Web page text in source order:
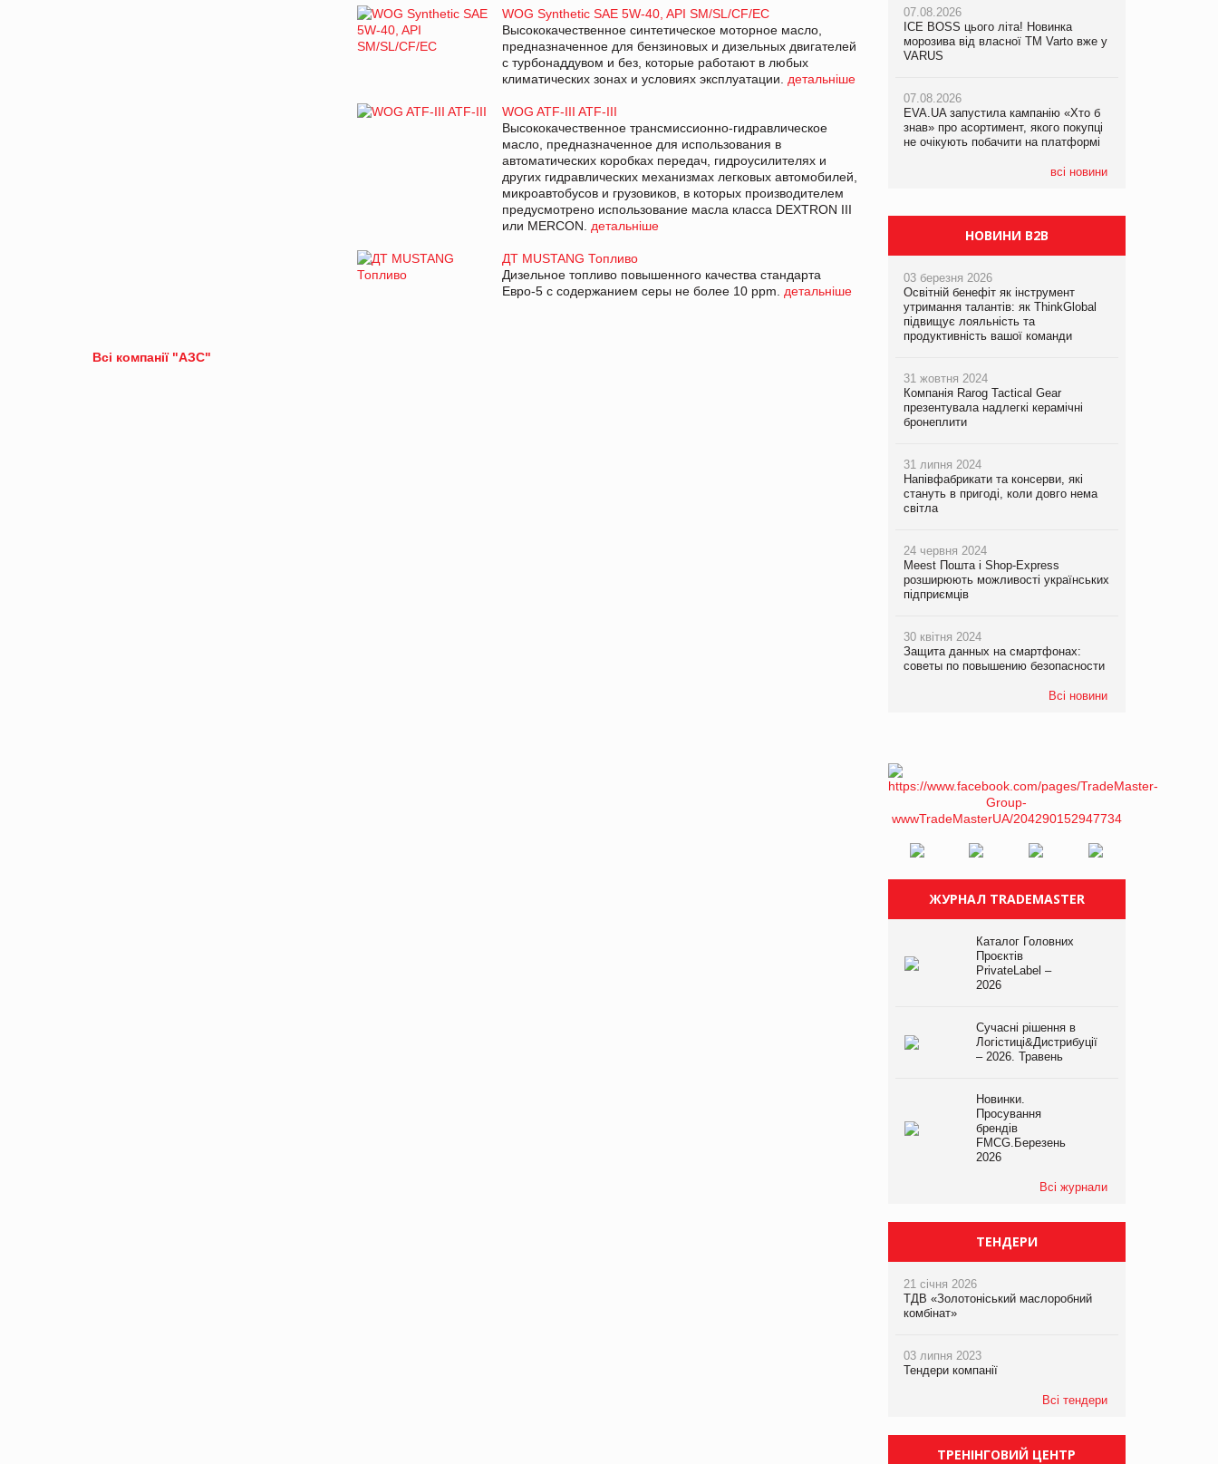
WOG Synthetic SAE 5W-40, API SM/SL/CF/EC
Высококачественное синтетическое моторное масло,
предназначенное для бензиновых и дизельных двигателей
с турбонаддувом и без, которые работают в любых
климатических зонах и условиях эксплуатации. детальніше
WOG ATF-III ATF-III
Высококачественное трансмиссионно-гидравлическое
масло, предназначенное для использования в
автоматических коробках передач, гидроусилителях и
других гидравлических механизмах легковых автомобилей,
микроавтобусов и грузовиков, в которых производителем
предусмотрено использование масла класса DEXTRON III
или MERCON. детальніше
ДТ MUSTANG Топливо
Дизельное топливо повышенного качества стандарта
Евро-5 с содержанием серы не более 10 ppm. детальніше
Всі компанії "АЗС"
07.08.2026
ICE BOSS цього літа! Новинка
морозива від власної ТМ Varto вже у
VARUS
07.08.2026
EVA.UA запустила кампанію «Хто б
знав» про асортимент, якого покупці
не очікують побачити на платформі
всі новини
06.08.2026
Смачна новинка для хвостатих: у
VARUS з’явилися паучі Varto Paw
05.08.2026
Мережа супермаркетів VARUS купує
мережу магазинів формату
компанія налічуватиме 374 магазини
07.08.2026
Франція заборонила рекламні дзвінки
НОВИНИ B2B
03 березня 2026
Освітній бенефіт як інструмент
утримання талантів: як ThinkGlobal
підвищує лояльність та
продуктивність вашої команди
31 жовтня 2024
Компанія Rarog Tactical Gear
презентувала надлегкі керамічні
бронеплити
31 липня 2024
Напівфабрикати та консерви, які
стануть в пригоді, коли довго нема
світла
24 червня 2024
Meest Пошта і Shop-Express
розширюють можливості українських
підприємців
30 квітня 2024
Защита данных на смартфонах:
советы по повышению безопасности
Всі новини
ЖУРНАЛ TRADEMASTER
Каталог Головних
Проєктів
PrivateLabel –
2026
Сучасні рішення в
Логістиці&Дистрибуції
– 2026. Травень
Новинки.
Просування
брендів
FMCG.Березень
2026
Всі журнали
ТЕНДЕРИ
21 січня 2026
ТДВ «Золотоніський маслоробний
комбінат»
03 липня 2023
Тендери компанії
Всі тендери
ТРЕНІНГОВИЙ ЦЕНТР